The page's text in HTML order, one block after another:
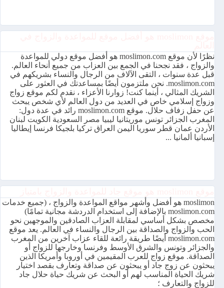
نظرًا لأن موقع moslimon.com هو أفضل موقع دولي للمواعدة
والزواج ، فقد نجحنا في الجمع بين العزاب من جميع أنحاء العالم.
قبل عدة سنوات ، التقى الآلاف من الرجال والنساء بشريكهم في
moslimon.com. نحن ملتزمون أيضًا بمساعدتك في العثور على
الشريك المثالي ، أينما كنت! زوارنا الأعزاء ، نقدم لكم موقع زواج
وزواج إسلامي خاص في العديد من دول العالم لأي شخص يبحث
عن حفل زفاف حلال. موقع moslimon.com رائد في عدة دول:
المغرب الجزائر تونس موريتانيا ليبيا مصر السعودية الكويت لبنان
الأردن عمان قطر سوريا اليمن العراق تركيا بلجيكا فرنسا إيطاليا
إسبانيا ألمانيا ...
moslimon هو أفضل وأشهر مواقع المواعدة والزواج ، (جميع خدمات
moslimon.com بالإضافة إلى استخدام الدردشة مجانية تمامًا)
مخصص بشكل أساسي لمقابلة العزاب الصادقين والموجهين نحو
الحب والزواج والصداقة بين الرجال والنساء في العالم. يعد موقع
moslimon.com أيضًا طريقة رائعة للقاء عزاب آخرين من المغرب
والجزائر وتونس والشرق الأوسط وفرنسا وخارجها للزواج أو
الصداقة. موقع زواج للعرب المقيمين في أوروبا وأمريكا الذين
يبحثون عن زوج جاد أو يبحثون عن صداقة وتعارف بقصد اختيار
شريك الحياة المناسب لهم أو البحث عن شريك حياة حلال جاد
للزواج والتعارف ؛